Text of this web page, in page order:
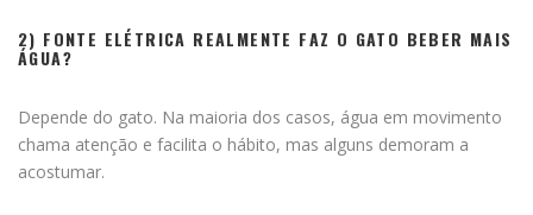
2) FONTE ELÉTRICA REALMENTE FAZ O GATO BEBER MAIS
ÁGUA?
Depende do gato. Na maioria dos casos, água em movimento
chama atenção e facilita o hábito, mas alguns demoram a
acostumar.